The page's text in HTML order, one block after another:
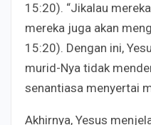
15:20). “Jikalau
mereka juga akan
15:20). Dengan ini,
murid-Nya tidak
senantiasa menyertai
Akhirnya, Yesus